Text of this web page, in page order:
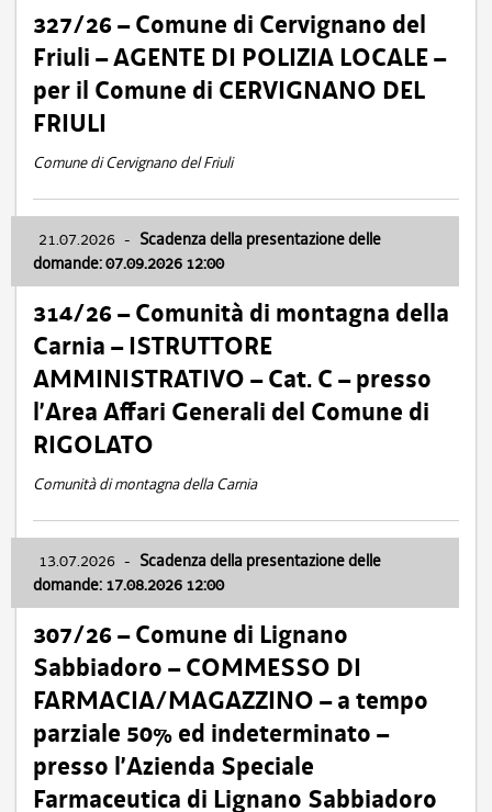
327/26 – Comune di Cervignano del
Friuli – AGENTE DI POLIZIA LOCALE –
per il Comune di CERVIGNANO DEL
FRIULI
Comune di Cervignano del Friuli
21.07.2026 - Scadenza della presentazione delle
domande: 07.09.2026 12:00
314/26 – Comunità di montagna della
Carnia – ISTRUTTORE
AMMINISTRATIVO – Cat. C – presso
l’Area Affari Generali del Comune di
RIGOLATO
Comunità di montagna della Carnia
13.07.2026 - Scadenza della presentazione delle
domande: 17.08.2026 12:00
307/26 – Comune di Lignano
Sabbiadoro – COMMESSO DI
FARMACIA/MAGAZZINO – a tempo
parziale 50% ed indeterminato –
presso l’Azienda Speciale
Farmaceutica di Lignano Sabbiadoro